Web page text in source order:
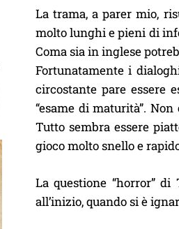
La trama, a parer mio,
molto lunghi e pieni di
Coma sia in inglese
Fortunatamente i
circostante pare essere
“esame di maturità”.
Tutto sembra essere
gioco molto snello e
La questione “horror”
all’inizio, quando si è